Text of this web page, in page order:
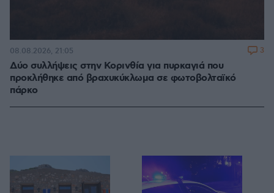
Δύο συλλήψεις στην Κορινθία για πυρκαγιά που
προκλήθηκε από βραχυκύκλωμα σε φωτοβολταϊκό
πάρκο
08.08.2026, 21:05 3